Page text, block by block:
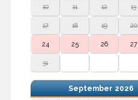
10 11 12 13
17 18 19 20
24 25 26 27
31
2026
September